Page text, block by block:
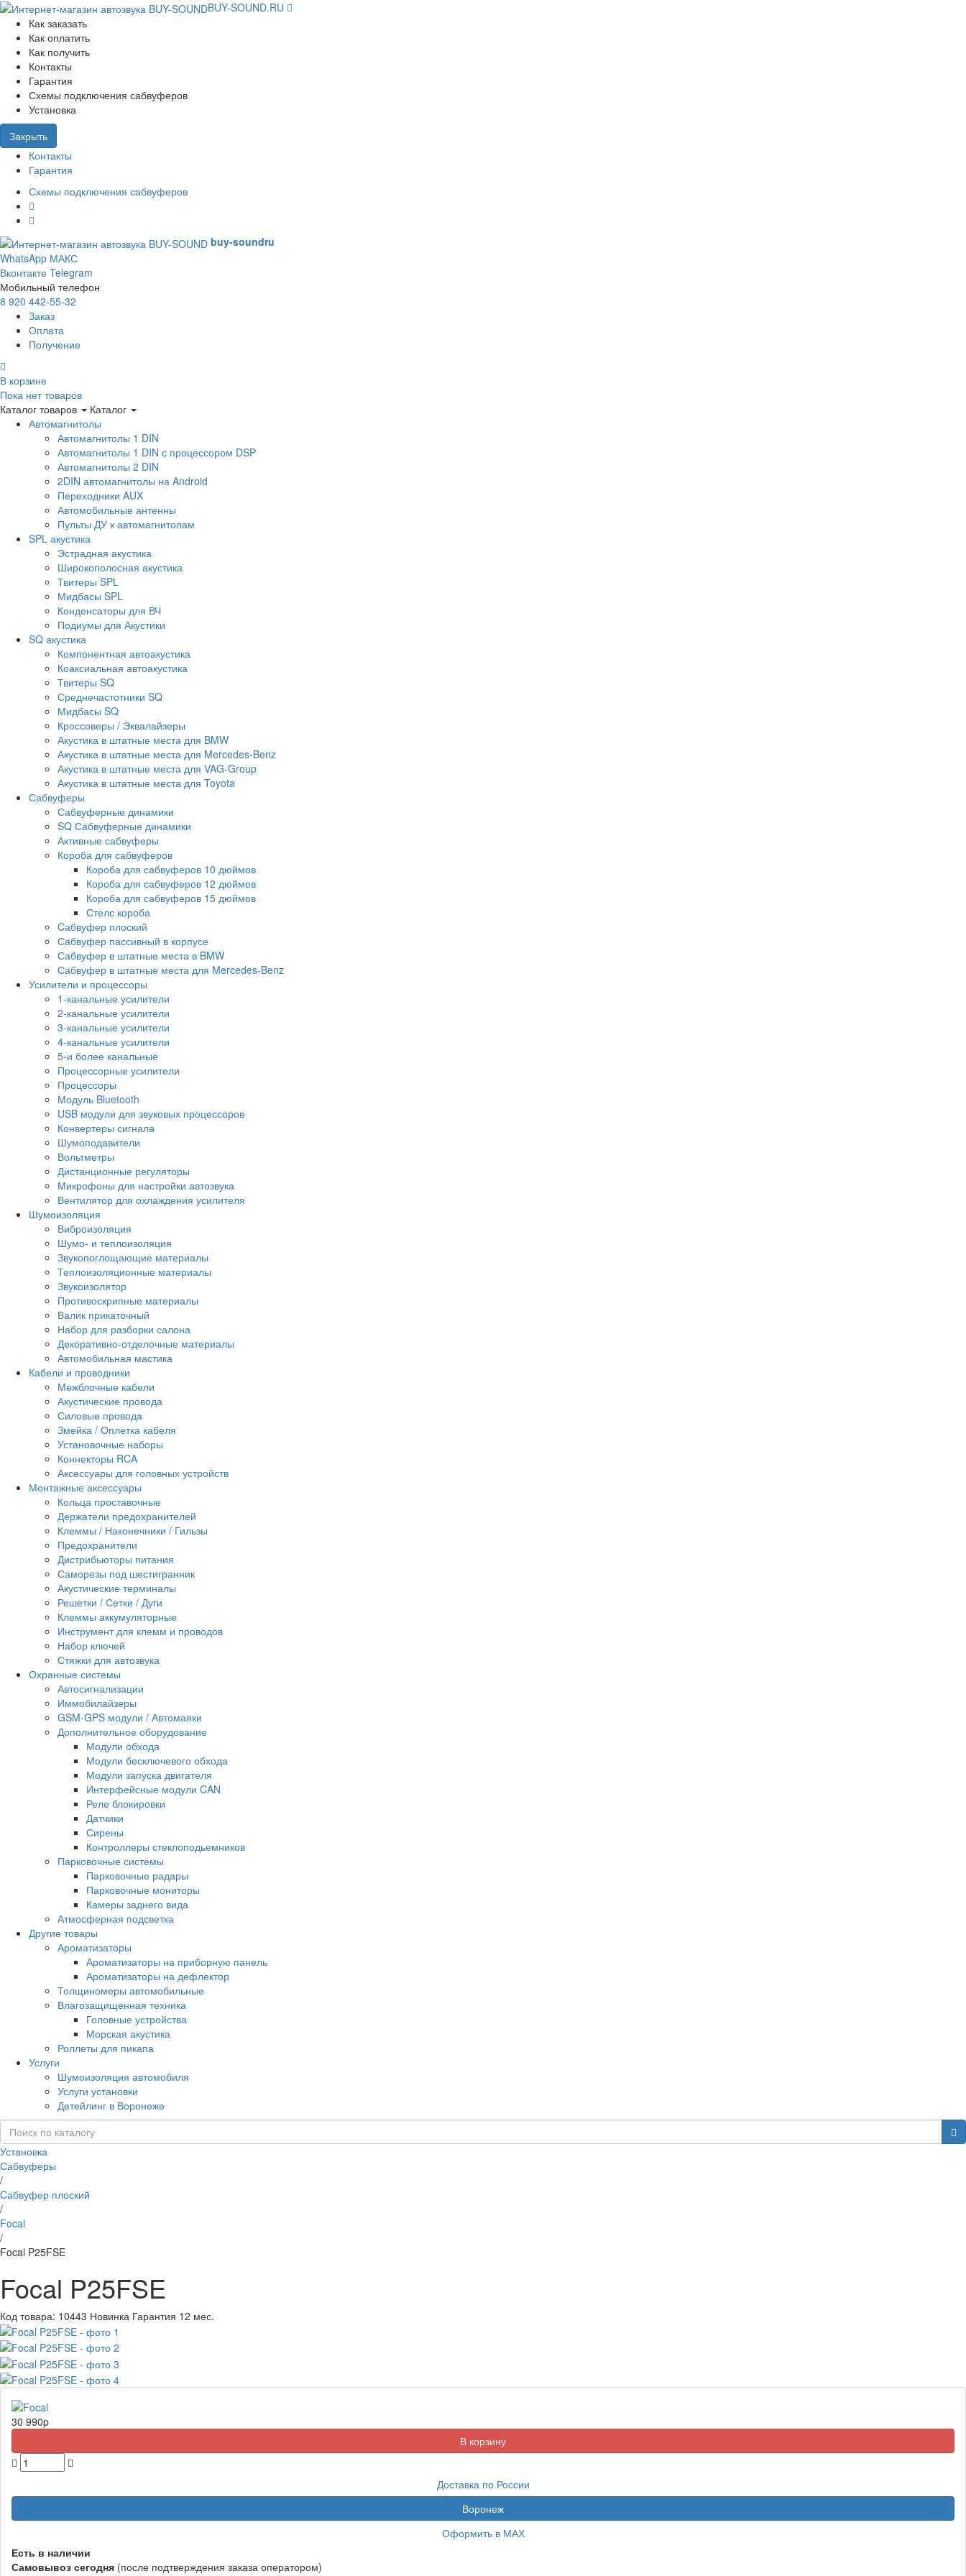
BUY-SOUND.RU
Как заказать
Как оплатить
Как получить
Контакты
Гарантия
Схемы подключения сабвуферов
Установка
Закрыть
Контакты
Гарантия
Схемы подключения сабвуферов
buy-soundru
WhatsApp МАКС
Вконтакте Telegram
Мобильный телефон
8 920 442-55-32
Заказ
Оплата
Получение
В корзине
Пока нет товаров
Каталог товаров
Каталог
Автомагнитолы
Автомагнитолы 1 DIN
Автомагнитолы 1 DIN с процессором DSP
Автомагнитолы 2 DIN
2DIN автомагнитолы на Android
Переходники AUX
Автомобильные антенны
Пульты ДУ к автомагнитолам
SPL акустика
Эстрадная акустика
Широкополосная акустика
Твитеры SPL
Мидбасы SPL
Конденсаторы для ВЧ
Подиумы для Акустики
SQ акустика
Компонентная автоакустика
Коаксиальная автоакустика
Твитеры SQ
Среднечастотники SQ
Мидбасы SQ
Кроссоверы / Эквалайзеры
Акустика в штатные места для BMW
Акустика в штатные места для Mercedes-Benz
Акустика в штатные места для VAG-Group
Акустика в штатные места для Toyota
Сабвуферы
Сабвуферные динамики
SQ Сабвуферные динамики
Активные сабвуферы
Короба для сабвуферов
Короба для сабвуферов 10 дюймов
Короба для сабвуферов 12 дюймов
Короба для сабвуферов 15 дюймов
Стелс короба
Cабвуфер плоский
Сабвуфер пассивный в корпусе
Сабвуфер в штатные места в BMW
Сабвуфер в штатные места для Mercedes-Benz
Усилители и процессоры
1-канальные усилители
2-канальные усилители
3-канальные усилители
4-канальные усилители
5-и более канальные
Процессорные усилители
Процессоры
Модуль Bluetooth
USB модули для звуковых процессоров
Конвертеры сигнала
Шумоподавители
Вольтметры
Дистанционные регуляторы
Микрофоны для настройки автозвука
Вентилятор для охлаждения усилителя
Шумоизоляция
Виброизоляция
Шумо- и теплоизоляция
Звукопоглощающие материалы
Теплоизоляционные материалы
Звукоизолятор
Противоскрипные материалы
Валик прикаточный
Набор для разборки салона
Декоративно-отделочные материалы
Автомобильная мастика
Кабели и проводники
Межблочные кабели
Акустические провода
Силовые провода
Змейка / Оплетка кабеля
Установочные наборы
Коннекторы RCA
Аксессуары для головных устройств
Монтажные аксессуары
Кольца проставочные
Держатели предохранителей
Клеммы / Наконечники / Гильзы
Предохранители
Дистрибьюторы питания
Саморезы под шестигранник
Акустические терминалы
Решетки / Сетки / Дуги
Клеммы аккумуляторные
Инструмент для клемм и проводов
Набор ключей
Стяжки для автозвука
Охранные системы
Автосигнализации
Иммобилайзеры
GSM-GPS модули / Автомаяки
Дополнительное оборудование
Модули обхода
Модули бесключевого обхода
Модули запуска двигателя
Интерфейсные модули CAN
Реле блокировки
Датчики
Сирены
Контроллеры стеклоподьемников
Парковочные системы
Парковочные радары
Парковочные мониторы
Камеры заднего вида
Атмосферная подсветка
Другие товары
Ароматизаторы
Ароматизаторы на приборную панель
Ароматизаторы на дефлектор
Толщиномеры автомобильные
Влагозащищенная техника
Головные устройства
Морская акустика
Роллеты для пикапа
Услуги
Шумоизоляция автомобиля
Услуги установки
Детейлинг в Воронеже
Установка
Сабвуферы
/
Cабвуфер плоский
/
Focal
/
Focal P25FSE
Focal P25FSE
Код товара: 10443 Новинка Гарантия 12 мес.
30 990p
Доставка по России
Воронеж
Оформить в МАХ
Есть в наличии
Самовывоз сегодня (после подтверждения заказа оператором)